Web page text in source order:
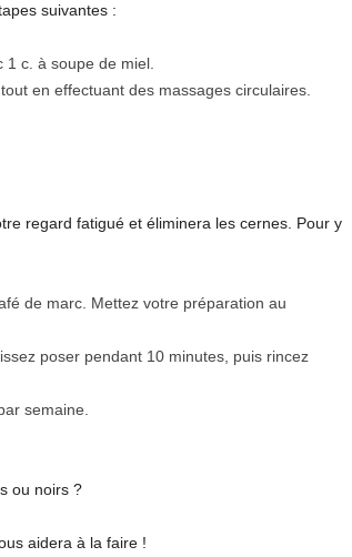
suivantes :
c. à soupe de miel.
en effectuant des massages circulaires.
regard fatigué et éliminera les cernes. Pour y
de marc. Mettez votre préparation au
poser pendant 10 minutes, puis rincez
semaine.
ou noirs ?
aidera à la faire !